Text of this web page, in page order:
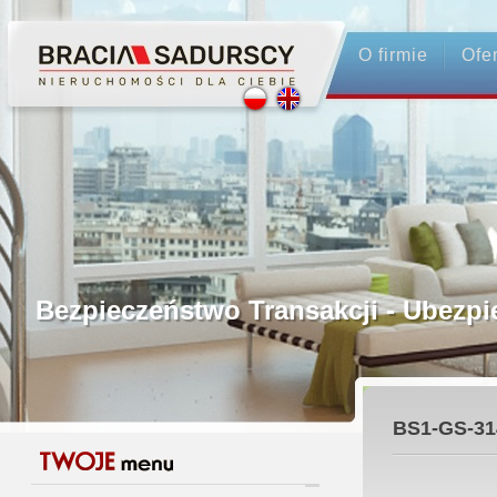
O firmie
Profesjonalne Pośrednictwo
Bezpieczeństwo Transakcji -
Licencjonowani Pośrednicy
Gwarancja Zwrotu ZadatkuBS1-GS-